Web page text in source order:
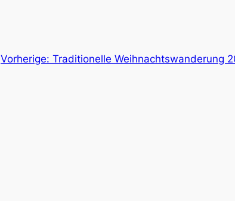
Vorherige: Traditionelle Weihnachtswanderung